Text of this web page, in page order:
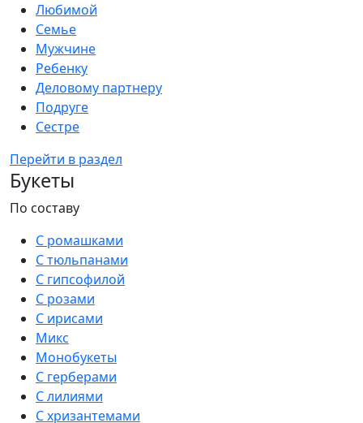
Любимой
Семье
Мужчине
Ребенку
Деловому партнеру
Подруге
Сестре
Перейти в раздел
Букеты
По составу
С ромашками
С тюльпанами
С гипсофилой
С розами
С ирисами
Микс
Монобукеты
С герберами
С лилиями
С хризантемами